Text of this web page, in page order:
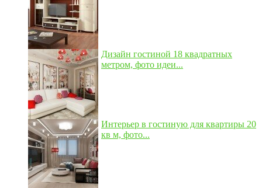
Дизайн гостиной 18 квадратных
метром, фото идеи...
Интерьер в гостиную для квартиры 20
кв м, фото...